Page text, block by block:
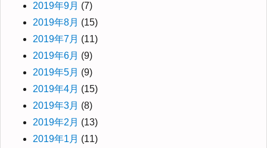
2019年9月 (7)
2019年8月 (15)
2019年7月 (11)
2019年6月 (9)
2019年5月 (9)
2019年4月 (15)
2019年3月 (8)
2019年2月 (13)
2019年1月 (11)